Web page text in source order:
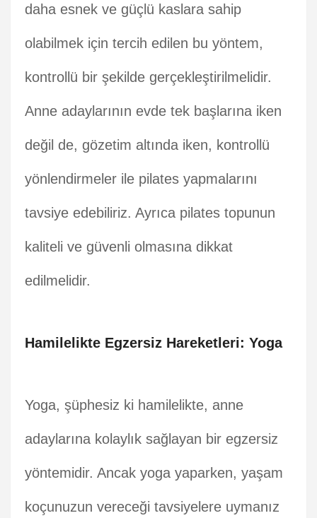
daha esnek ve güçlü kaslara sahip
olabilmek için tercih edilen bu yöntem,
kontrollü bir şekilde gerçekleştirilmelidir.
Anne adaylarının evde tek başlarına iken
değil de, gözetim altında iken, kontrollü
yönlendirmeler ile pilates yapmalarını
tavsiye edebiliriz. Ayrıca pilates topunun
kaliteli ve güvenli olmasına dikkat
edilmelidir.
Hamilelikte Egzersiz Hareketleri: Yoga
Yoga, şüphesiz ki hamilelikte, anne
adaylarına kolaylık sağlayan bir egzersiz
yöntemidir. Ancak yoga yaparken, yaşam
koçunuzun vereceği tavsiyelere uymanız